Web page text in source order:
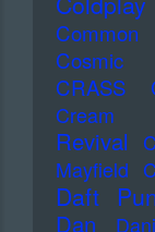
Common
Cosmic
CRASS
Cream
Revival
Mayfield
Daft
Dan